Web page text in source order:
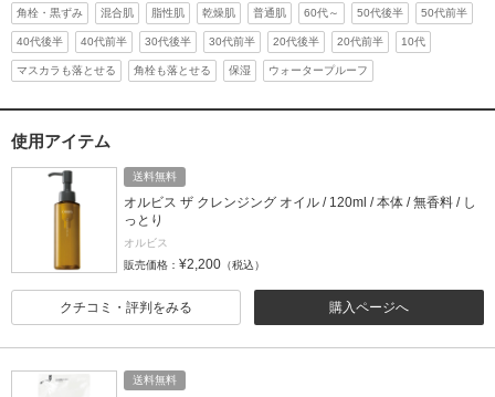
角栓・黒ずみ 混合肌 脂性肌 乾燥肌 普通肌 60代～ 50代後半 50代前半
40代後半 40代前半 30代後半 30代前半 20代後半 20代前半 10代
マスカラも落とせる 角栓も落とせる 保湿 ウォータープルーフ
使用アイテム
送料無料
オルビス ザ クレンジング オイル / 120ml / 本体 / 無香料 / し
っとり
オルビス
販売価格： ¥2,200 （税込）
購入ページへ
クチコミ・評判をみる
送料無料